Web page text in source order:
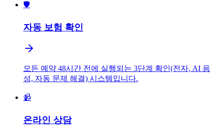
🛡️
자동 보험 확인
모든 예약 48시간 전에 실행되는 3단계 확인(전자, AI 음
성, 자동 문제 해결) 시스템입니다.
📹
온라인 상담